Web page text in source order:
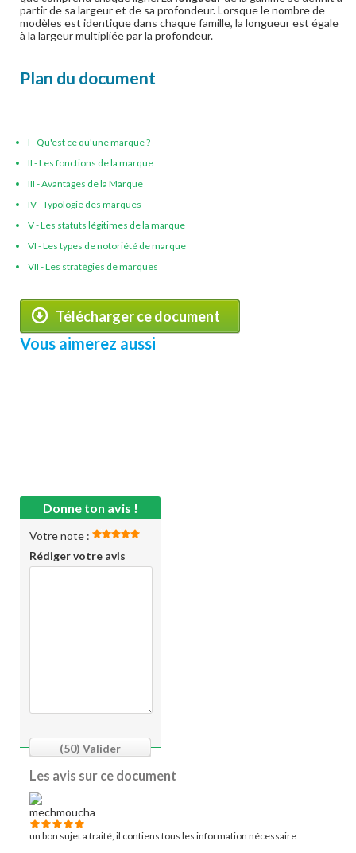
partir de sa largeur et de sa profondeur. Lorsque le nombre de
modèles est identique dans chaque famille, la longueur est égale
à la largeur multipliée par la profondeur.
Plan du document
I - Qu'est ce qu'une marque ?
II - Les fonctions de la marque
III - Avantages de la Marque
IV - Typologie des marques
V - Les statuts légitimes de la marque
VI - Les types de notoriété de marque
VII - Les stratégies de marques
Télécharger ce document
Vous aimerez aussi
Donne ton avis !
Votre note :
Rédiger votre avis
(50) Valider
Les avis sur ce document
un bon sujet a traité, il contiens tous les information nécessaire